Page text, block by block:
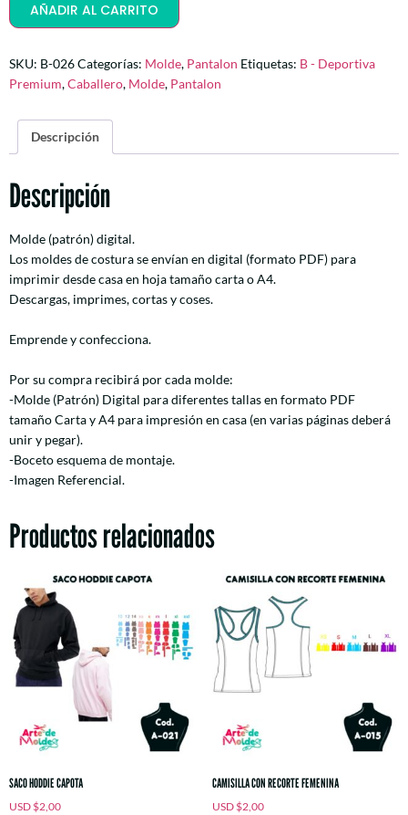
AÑADIR AL CARRITO
SKU: B-026Categorías: Molde, Pantalon Etiquetas: B - Deportiva
Premium,Caballero, Molde, Pantalon
Descripción
Descripción
Molde (patrón) digital.
Los moldes de costura se envían en digital (formato PDF) para
imprimir desde casa en hoja tamaño carta o A4.
Descargas, imprimes, cortas y coses.
Emprende y confecciona.
Por su compra recibirá por cada molde:
-Molde (Patrón) Digital para diferentes tallas en formato PDF
tamaño Carta y A4 para impresión en casa (en varias páginas deberá
unir y pegar).
-Boceto esquema de montaje.
-Imagen Referencial.
Productos relacionados
SACO HODDIE CAPOTA
USD $2,00
CAMISILLA CON RECORTE FEMENINA
USD $2,00